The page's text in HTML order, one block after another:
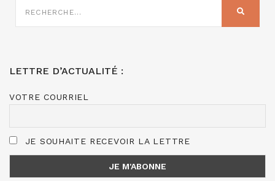
SUR
LETTRE D’ACTUALITÉ :
VOTRE COURRIEL
JE SOUHAITE RECEVOIR LA LETTRE